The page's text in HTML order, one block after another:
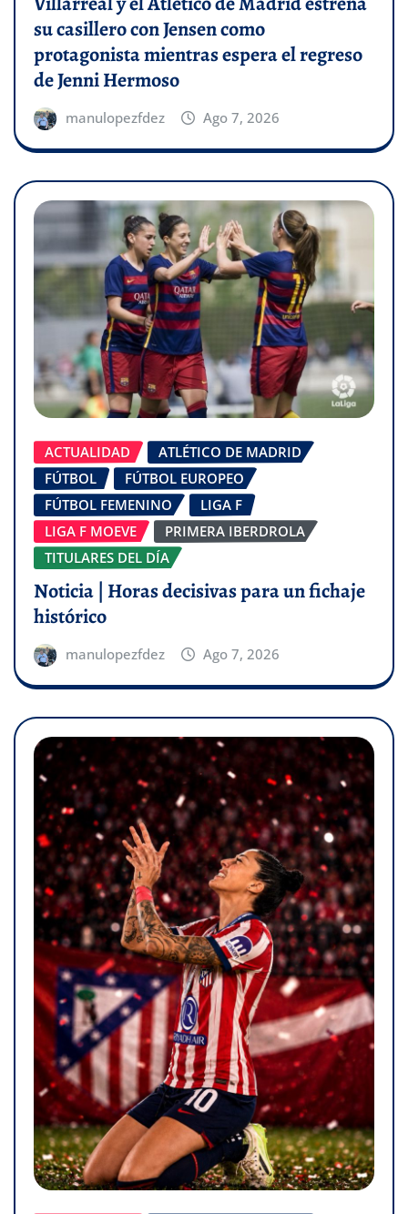
su casillero con Jensen como
protagonista mientras espera el regreso
de Jenni Hermoso
manulopezfdez Ago 7, 2026
ACTUALIDAD
ATLÉTICO DE MADRID
FÚTBOL
FÚTBOL EUROPEO
FÚTBOL FEMENINO
LIGA F
LIGA F MOEVE
PRIMERA IBERDROLA
TITULARES DEL DÍA
Noticia | Horas decisivas para un fichaje
histórico
manulopezfdez Ago 7, 2026